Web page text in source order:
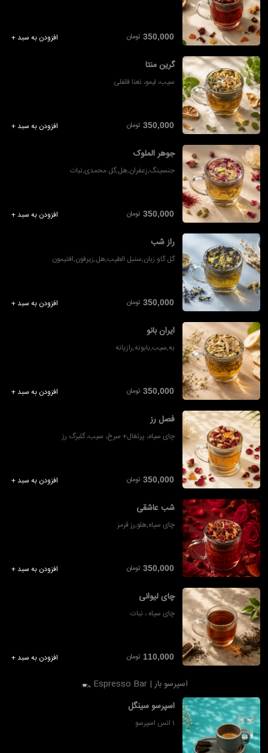
افزودن به سبد + 350,000 تومان
گرین منتا
سیب، لیمو، نعنا فلفلی
افزودن به سبد + 350,000 تومان
جوهر الملوک
جنسینگ,زعفران,هل,گل محمدی,نبات
افزودن به سبد + 350,000 تومان
راز شب
گل گاو زبان,سنبل الطیب,هل,زیرفون,افتیمون
افزودن به سبد + 350,000 تومان
ایران بانو
به,سیب,بابونه,رازیانه
افزودن به سبد + 350,000 تومان
فصل رز
چای سیاه، پرتغال+ سرخ، سیب، گلبرگ رز
افزودن به سبد + 350,000 تومان
شب عاشقی
چای سیاه,هلو,رز قرمز
افزودن به سبد + 350,000 تومان
چای لیوانی
چای سیاه ، نبات
افزودن به سبد + 110,000 تومان
اسپرسو بار | Espresso Bar
اسپرسو سینگل
1 انس اسپرسو